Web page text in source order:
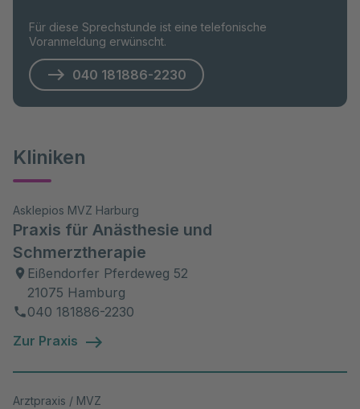
Für diese Sprechstunde ist eine telefonische
Voranmeldung erwünscht.
040 181886-2230
Kliniken
Asklepios MVZ Harburg
Praxis für Anästhesie und
Schmerztherapie
Eißendorfer Pferdeweg 52
21075 Hamburg
040 181886-2230
Zur Praxis
Arztpraxis / MVZ